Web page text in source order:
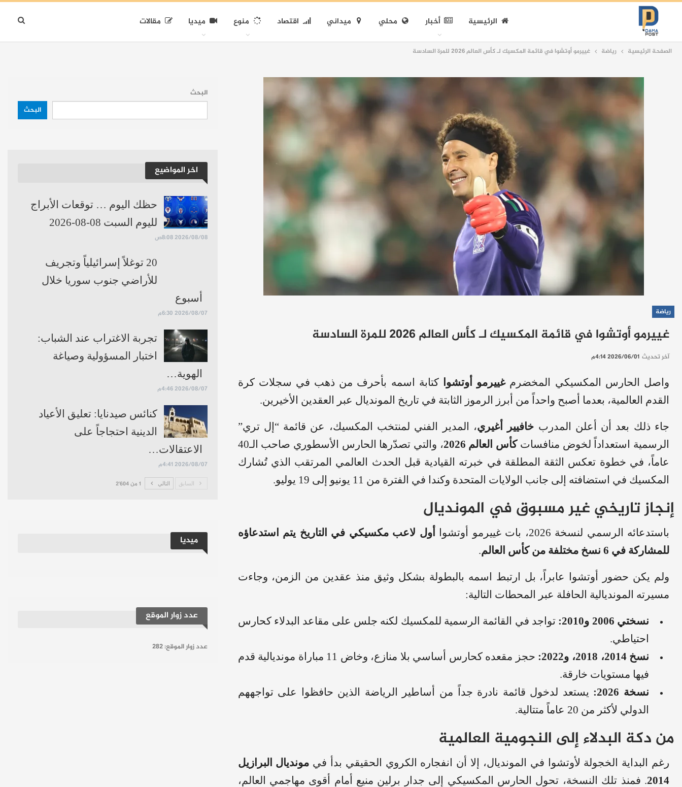
الرئيسية أخبار محلي ميداني اقتصاد منوع ميديا مقالات
الصفحة الرئيسية رياضة غييرمو أوتشوا في قائمة المكسيك لـ كأس العالم 2026 للمرة السادسة
رياضة
غييرمو أوتشوا في قائمة المكسيك لـ كأس العالم 2026 للمرة السادسة
آخر تحديث 2026/06/01 4:14م
واصل الحارس المكسيكي المخضرمغييرمو أوتشوا
كتابة اسمه بأحرف من ذهب في سجلات كرة
القدم العالمية، بعدما أصبح واحداً من أبرز الرموز الثابتة في تاريخ المونديال عبر العقدين الأخيرين.
جاء ذلك بعد أن أعلن المدرب خافيير أغيري، المدير الفني لمنتخب المكسيك، عن قائمة “إل تري”
الرسمية استعداداً لخوض منافساتكأس العالم 2026
، والتي تصدّرها الحارس الأسطوري صاحب الـ40
عاماً، في خطوة تعكس الثقة المطلقة في خبرته القيادية قبل الحدث العالمي المرتقب الذي تُشارك
المكسيك في استضافته إلى جانب الولايات المتحدة وكندا في الفترة من 11 يونيو إلى 19 يوليو.
إنجاز تاريخي غير مسبوق في المونديال
باستدعائه الرسمي لنسخة 2026، بات غييرمو أوتشوا
أول لاعب مكسيكي في التاريخ يتم استدعاؤه
للمشاركة في 6 نسخ مختلفة من كأس العالم
.
ولم يكن حضور أوتشوا عابراً، بل ارتبط اسمه بالبطولة بشكل وثيق منذ عقدين من الزمن، وجاءت
مسيرته المونديالية الحافلة عبر المحطات التالية:
نسختي 2006 و2010:
تواجد في القائمة الرسمية للمكسيك لكنه جلس على مقاعد البدلاء كحارس
احتياطي.
نسخ 2014، 2018، و2022:
حجز مقعده كحارس أساسي بلا منازع، وخاض 11 مباراة مونديالية قدم
فيها مستويات خارقة.
نسخة 2026:
يستعد لدخول قائمة نادرة جداً من أساطير الرياضة الذين حافظوا على تواجههم
الدولي لأكثر من 20 عاماً متتالية.
من دكة البدلاء إلى النجومية العالمية
رغم البداية الخجولة لأوتشوا في المونديال، إلا أن انفجاره الكروي الحقيقي بدأ في مونديال البرازيل
2014. فمنذ تلك النسخة، تحول الحارس المكسيكي إلى جدار برلين منيع أمام أقوى مهاجمي العالم،
البحث
البحث
اخر المواضيع
حظك اليوم … توقعات الأبراج
لليوم السبت 08-08-2026
2026/08/08 8:08ص
20 توغلاً إسرائيلياً وتجريف
للأراضي جنوب سوريا خلال
أسبوع
2026/08/07 6:30م
تجربة الاغتراب عند الشباب:
اختبار المسؤولية وصياغة
الهوية…
2026/08/07 4:46م
كنائس صيدنايا: تعليق الأعياد
الدينية احتجاجاً على
الاعتقالات…
2026/08/07 4:41م
السابق التالي 1 من 2٬604
ميديا
عدد زوار الموقع
عدد زوار الموقع:282